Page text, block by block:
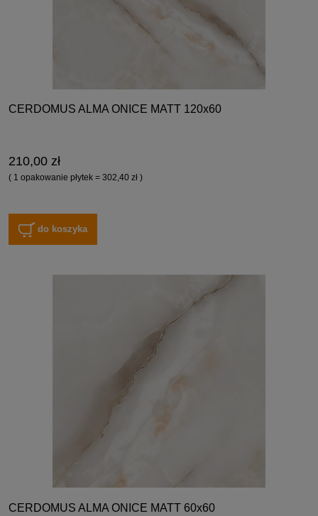
CERDOMUS ALMA ONICE MATT 120x60
210,00 zł
( 1 opakowanie płytek = 302,40 zł )
do koszyka
CERDOMUS ALMA ONICE MATT 60x60